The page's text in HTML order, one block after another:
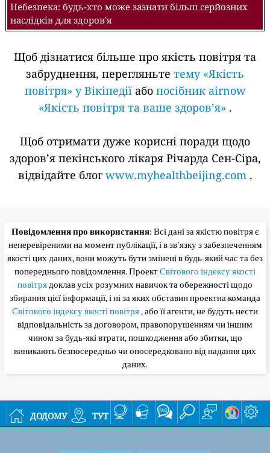
Небезпека: будь-хто може зазнати більш серйозних
наслідків для здоров'я
Щоб дізнатися більше про якість повітря та
забруднення, перегляньте тему «Якість
повітря» у Вікіпедіїабо посібник airnow
«Якість повітря та ваше здоров’я» .
Щоб отримати дуже корисні поради щодо
здоров’я пекінського лікаря Річарда Сен-Сіра,
відвідайте блог www.myhealthbeijing.com.
Повідомлення про використання: Всі дані за якістю повітря є
неперевіреними на момент публікації, і в зв'язку з забезпеченням
якості цих даних, вони можуть бути змінені в будь-який час та без
попереднього повідомлення. ПроектСвітового індексу якості
повітрядоклав усіх розумних навичок та обережності щодо
збирання цієї інформації, і ні за яких обставин проектна команда
Світового індексу якості повітря, або її агенти, не будуть нести
відповідальність за договором, правопорушенням чи іншим
чином за будь-які втрати, пошкодження або збитки, що
виникають безпосередньо чи опосередковано від надання цих
даних.
додому тут